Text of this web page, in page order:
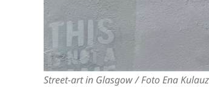
Street-art in Glasgow / Foto Ena